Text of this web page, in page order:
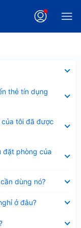
thẻ tín dụng
tôi đã được
đặt phòng của
dùng nó?
ở đâu?